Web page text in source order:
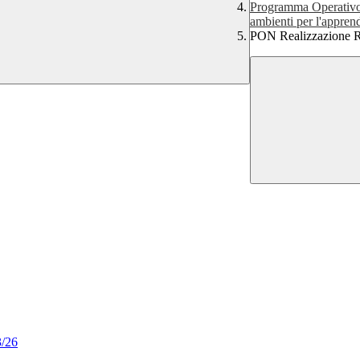
Programma
ambienti per
PON Realizzazione
26